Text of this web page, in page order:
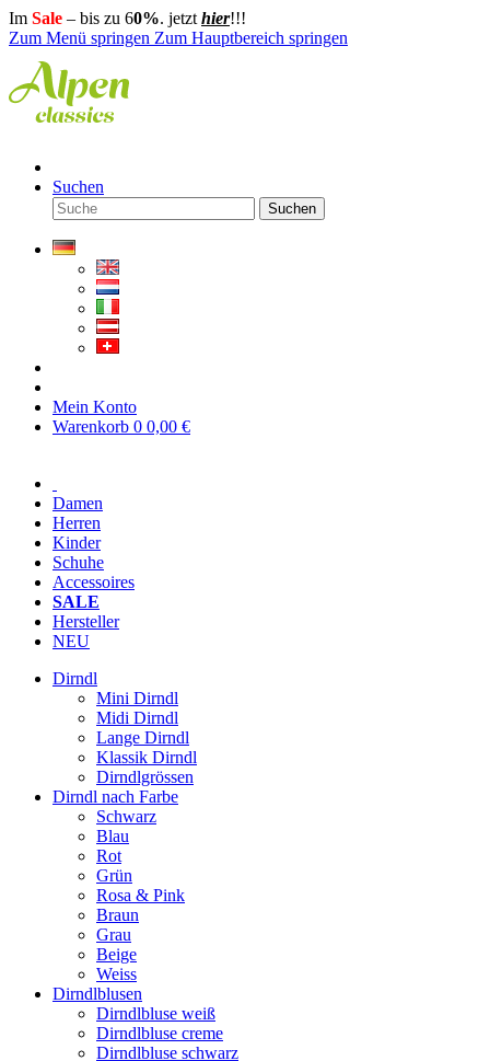
Im Sale – bis zu 60%. jetzt hier!!!
Zum Menü springen Zum Hauptbereich springen
Suchen
Suchen
Mein Konto
Warenkorb 0 0,00 €
Damen
Herren
Kinder
Schuhe
Accessoires
SALE
Hersteller
NEU
Dirndl
Mini Dirndl
Midi Dirndl
Lange Dirndl
Klassik Dirndl
Dirndlgrössen
Dirndl nach Farbe
Schwarz
Blau
Rot
Grün
Rosa & Pink
Braun
Grau
Beige
Weiss
Dirndlblusen
Dirndlbluse weiß
Dirndlbluse creme
Dirndlbluse schwarz